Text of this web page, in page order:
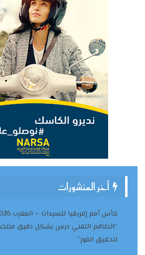
آخر المنشورات
“الطاقم التقني درس بشكل دقيق منتخب
لتحقيق الفوز”